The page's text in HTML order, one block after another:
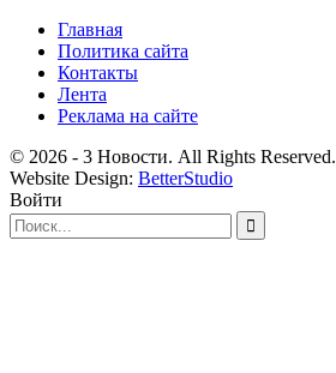
Главная
Политика сайта
Контакты
Лента
Реклама на сайте
© 2026 - 3 Новости. All Rights Reserved.
Website Design: BetterStudio
Войти